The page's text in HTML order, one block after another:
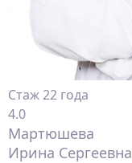
Стаж 22 года
4.0
Мартюшева
Ирина Сергеевна